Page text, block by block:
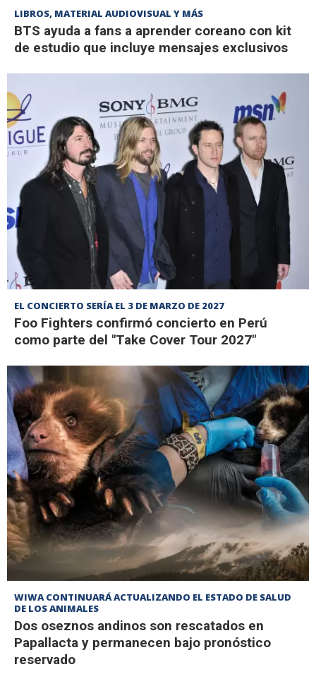
LIBROS, MATERIAL AUDIOVISUAL Y MÁS
BTS ayuda a fans a aprender coreano con kit
de estudio que incluye mensajes exclusivos
EL CONCIERTO SERÍA EL 3 DE MARZO DE 2027
Foo Fighters confirmó concierto en Perú
como parte del "Take Cover Tour 2027"
WIWA CONTINUARÁ ACTUALIZANDO EL ESTADO DE SALUD
DE LOS ANIMALES
Dos oseznos andinos son rescatados en
Papallacta y permanecen bajo pronóstico
reservado